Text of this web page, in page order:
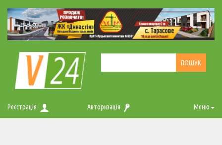
Реєстрація Авторизація Меню